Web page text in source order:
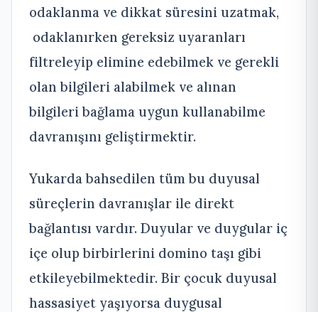
odaklanma ve dikkat süresini uzatmak,
odaklanırken gereksiz uyaranları
filtreleyip elimine edebilmek ve gerekli
olan bilgileri alabilmek ve alınan
bilgileri bağlama uygun kullanabilme
davranışını geliştirmektir.
Yukarda bahsedilen tüm bu duyusal
süreçlerin davranışlar ile direkt
bağlantısı vardır. Duyular ve duygular iç
içe olup birbirlerini domino taşı gibi
etkileyebilmektedir. Bir çocuk duyusal
hassasiyet yaşıyorsa duygusal